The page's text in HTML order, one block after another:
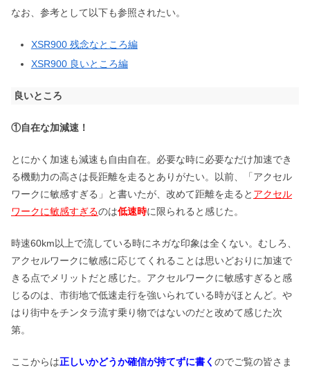
なお、参考として以下も参照されたい。
XSR900 残念なところ編
XSR900 良いところ編
良いところ
①自在な加減速！
とにかく加速も減速も自由自在。必要な時に必要なだけ加速でき
る機動力の高さは長距離を走るとありがたい。以前、「アクセル
ワークに敏感すぎる」と書いたが、改めて距離を走ると アクセル
ワークに敏感すぎるのは低速時に限られると感じた。
時速60km以上で流している時にネガな印象は全くない。むしろ、
アクセルワークに敏感に応じてくれることは思いどおりに加速で
きる点でメリットだと感じた。アクセルワークに敏感すぎると感
じるのは、市街地で低速走行を強いられている時がほとんど。や
はり街中をチンタラ流す乗り物ではないのだと改めて感じた次
第。
ここからは正しいかどうか確信が持てずに書く のでご覧の皆さま